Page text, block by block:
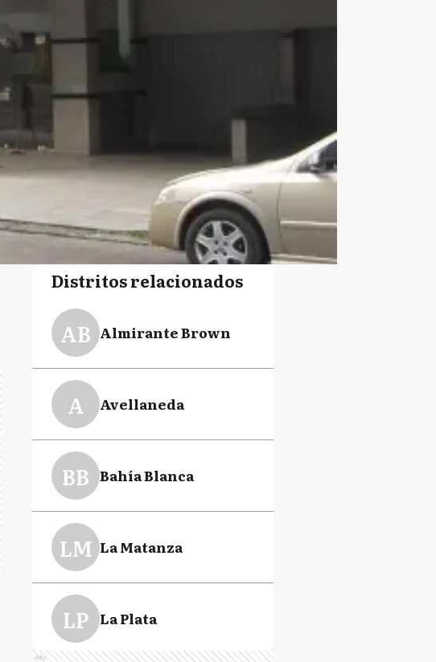
Distritos relacionados
AB Almirante Brown
A Avellaneda
BB Bahía Blanca
LM La Matanza
LP La Plata
Ads